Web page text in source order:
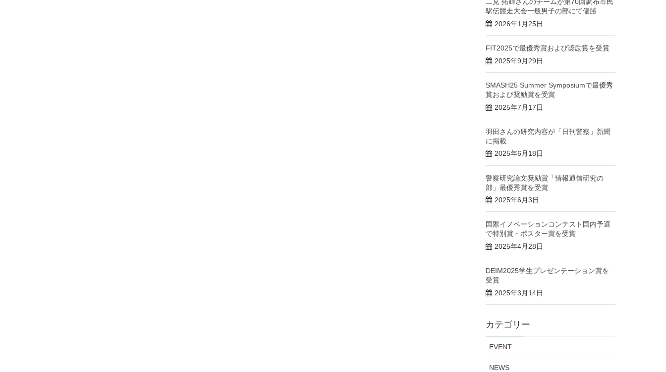
二見 拓輝さんのチームが第70回調布市民
駅伝競走大会一般男子の部にて優勝
2026年1月25日
FIT2025で最優秀賞および奨励賞を受賞
2025年9月29日
SMASH25 Summer Symposiumで最優秀
賞および奨励賞を受賞
2025年7月17日
羽田さんの研究内容が「日刊警察」新聞
に掲載
2025年6月18日
警察研究論文奨励賞「情報通信研究の
部」最優秀賞を受賞
2025年6月3日
国際イノベーションコンテスト国内予選
で特別賞・ポスター賞を受賞
2025年4月28日
DEIM2025学生プレゼンテーション賞を
受賞
2025年3月14日
カテゴリー
EVENT
NEWS